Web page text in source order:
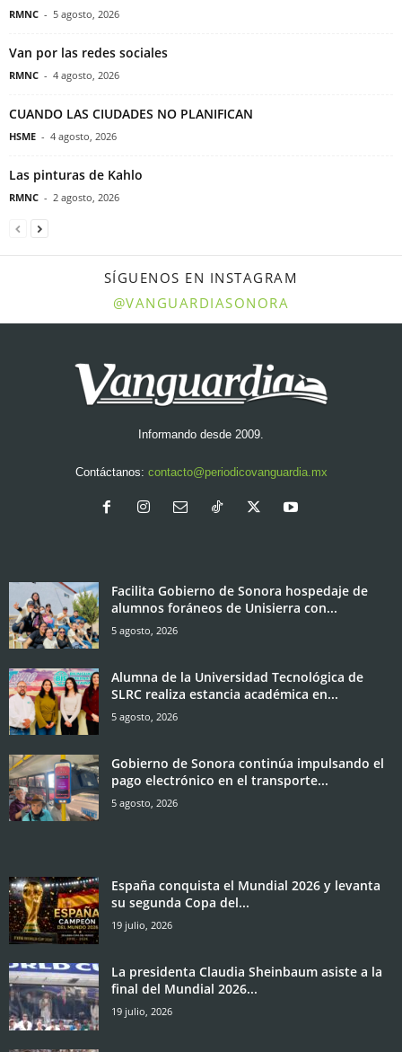
RMNC - 5 agosto, 2026
Van por las redes sociales
RMNC - 4 agosto, 2026
CUANDO LAS CIUDADES NO PLANIFICAN
HSME - 4 agosto, 2026
Las pinturas de Kahlo
RMNC - 2 agosto, 2026
SÍGUENOS EN INSTAGRAM
@VANGUARDIASONORA
Informando desde 2009.
Contáctanos: contacto@periodicovanguardia.mx
Facilita Gobierno de Sonora hospedaje de
alumnos foráneos de Unisierra con...
5 agosto, 2026
Alumna de la Universidad Tecnológica de
SLRC realiza estancia académica en...
5 agosto, 2026
Gobierno de Sonora continúa impulsando el
pago electrónico en el transporte...
5 agosto, 2026
España conquista el Mundial 2026 y levanta
su segunda Copa del...
19 julio, 2026
La presidenta Claudia Sheinbaum asiste a la
final del Mundial 2026...
19 julio, 2026